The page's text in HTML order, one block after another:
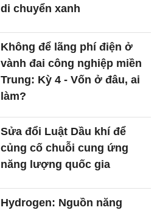
di chuyển xanh
Không để lãng phí điện ở
vành đai công nghiệp miền
Trung: Kỳ 4 - Vốn ở đâu, ai
làm?
Sửa đổi Luật Dầu khí để
củng cố chuỗi cung ứng
năng lượng quốc gia
Hydrogen: Nguồn năng